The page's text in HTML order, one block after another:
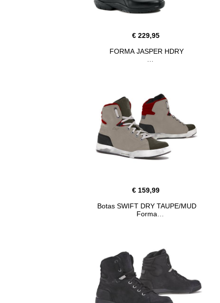
€ 229,95
FORMA JASPER HDRY
€ 159,99
Botas SWIFT DRY TAUPE/MUD
Forma